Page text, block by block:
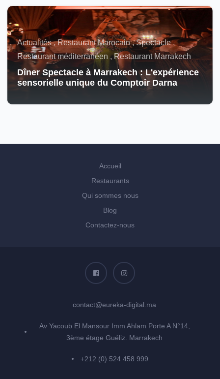
Actualités , Restaurant Marocain , Spectacle ,
Restaurant méditerranéen , Restaurant Marrakech
Dîner Spectacle à Marrakech : L'expérience
sensorielle unique du Comptoir Darna
Accueil
Restaurants
Qui sommes nous
Blog
Contactez-nous
contact@eureka-digital.ma
Av Yacoub El Mansour Imm Ahlam Porte A N°14,
3ème étage Guéliz. Marrakech
+212 (0) 524 458 999